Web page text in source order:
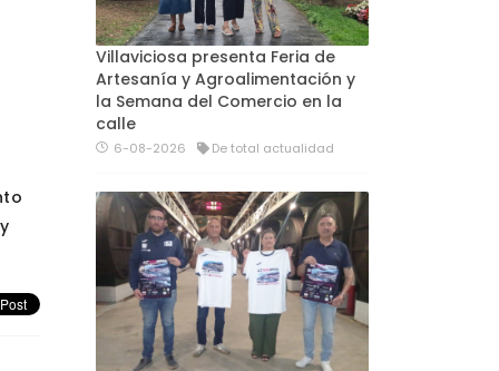
Villaviciosa presenta Feria de
Artesanía y Agroalimentación y
la Semana del Comercio en la
calle
6-08-2026 De total actualidad